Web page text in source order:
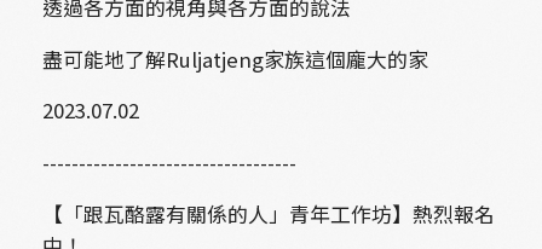
透過各方面的視角與各方面的說法
盡可能地了解Ruljatjeng家族這個龐大的家
2023.07.02
-----------------------------------
【「跟瓦酪露有關係的人」青年工作坊】熱烈報名